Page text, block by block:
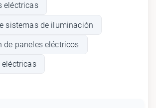
eléctricas
sistemas de iluminación
de paneles eléctricos
eléctricas